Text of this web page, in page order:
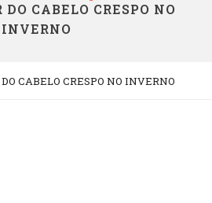
CABELO CRESPO NO
INVERNO
CABELO CRESPO NO INVERNO